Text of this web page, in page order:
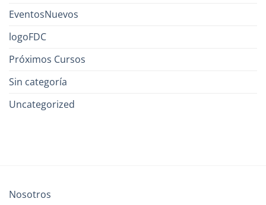
EventosNuevos
logoFDC
Próximos Cursos
Sin categoría
Uncategorized
Nosotros